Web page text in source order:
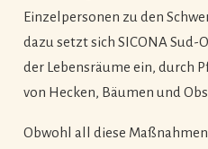
Einzelpersonen zu den
dazu setzt sich SICONA Sud-
der Lebensräume ein, durch
von Hecken, Bäumen und
Obwohl all diese